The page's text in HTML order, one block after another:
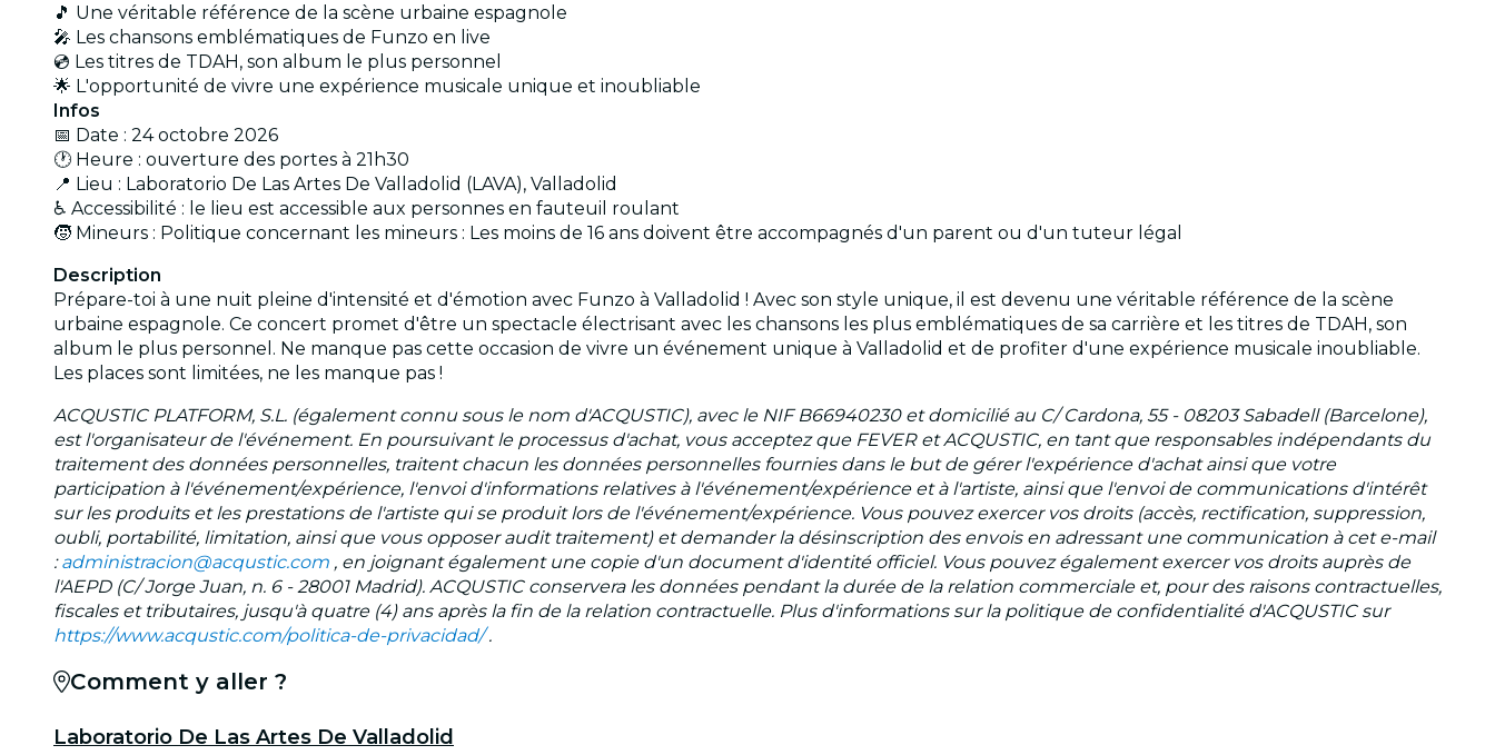
🎵 Une véritable référence de la scène urbaine espagnole
🎤 Les chansons emblématiques de Funzo en live
💿 Les titres de TDAH, son album le plus personnel
🌟 L'opportunité de vivre une expérience musicale unique et inoubliable
Infos
📅 Date : 24 octobre 2026
🕐 Heure : ouverture des portes à 21h30
📍 Lieu : Laboratorio De Las Artes De Valladolid (LAVA), Valladolid
♿ Accessibilité : le lieu est accessible aux personnes en fauteuil roulant
🧒 Mineurs : Politique concernant les mineurs : Les moins de 16 ans doivent être accompagnés d'un parent ou d'un tuteur légal
Description
Prépare-toi à une nuit pleine d'intensité et d'émotion avec Funzo à Valladolid ! Avec son style unique, il est devenu une véritable référence de la scène
urbaine espagnole. Ce concert promet d'être un spectacle électrisant avec les chansons les plus emblématiques de sa carrière et les titres de TDAH, son
album le plus personnel. Ne manque pas cette occasion de vivre un événement unique à Valladolid et de profiter d'une expérience musicale inoubliable.
Les places sont limitées, ne les manque pas !
ACQUSTIC PLATFORM, S.L. (également connu sous le nom d'ACQUSTIC), avec le NIF B66940230 et domicilié au C/ Cardona, 55 - 08203 Sabadell (Barcelone),
est l'organisateur de l'événement. En poursuivant le processus d'achat, vous acceptez que FEVER et ACQUSTIC, en tant que responsables indépendants du
traitement des données personnelles, traitent chacun les données personnelles fournies dans le but de gérer l'expérience d'achat ainsi que votre
participation à l'événement/expérience, l'envoi d'informations relatives à l'événement/expérience et à l'artiste, ainsi que l'envoi de communications d'intérêt
sur les produits et les prestations de l'artiste qui se produit lors de l'événement/expérience. Vous pouvez exercer vos droits (accès, rectification, suppression,
oubli, portabilité, limitation, ainsi que vous opposer audit traitement) et demander la désinscription des envois en adressant une communication à cet e-mail
:administracion@acqustic.com , en joignant également une copie d'un document d'identité officiel. Vous pouvez également exercer vos droits auprès de
l'AEPD (C/ Jorge Juan, n. 6 - 28001 Madrid). ACQUSTIC conservera les données pendant la durée de la relation commerciale et, pour des raisons contractuelles,
fiscales et tributaires, jusqu'à quatre (4) ans après la fin de la relation contractuelle. Plus d'informations sur la politique de confidentialité d'ACQUSTIC sur
https://www.acqustic.com/politica-de-privacidad/.
Comment y aller ?
Laboratorio De Las Artes De Valladolid